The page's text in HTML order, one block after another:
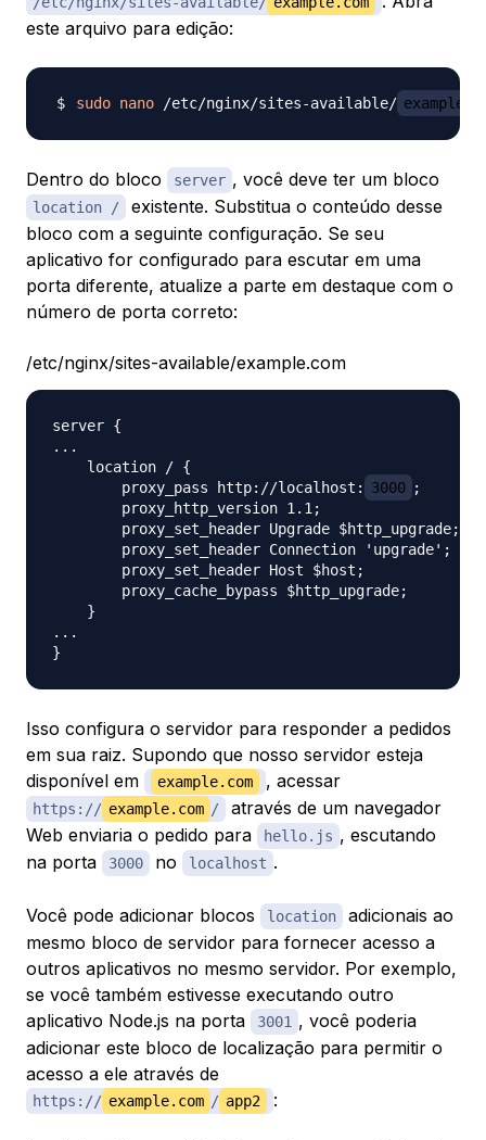
este arquivo para edição:
sudo nano /etc/nginx/sites-available/
Dentro do bloco server , você deve ter um bloco
location /
existente. Substitua o conteúdo desse
bloco com a seguinte configuração. Se seu
aplicativo for configurado para escutar em uma
porta diferente, atualize a parte em destaque com o
número de porta correto:
/etc/nginx/sites-available/example.com
server {
...
    location / {
        proxy_pass http://localhost:
3000 ;
        proxy_http_version 1.1;
        proxy_set_header Upgrade $http_upgrade;
        proxy_set_header Connection 'upgrade';
        proxy_set_header Host $host;
        proxy_cache_bypass $http_upgrade;
    }
...
Isso configura o servidor para responder a pedidos
em sua raiz. Supondo que nosso servidor esteja
disponível em
example.com , acessar
https:// example.com /
através de um navegador
Web enviaria o pedido para
hello.js , escutando
na porta
3000 no localhost .
Você pode adicionar blocos location
adicionais ao
mesmo bloco de servidor para fornecer acesso a
outros aplicativos no mesmo servidor. Por exemplo,
se você também estivesse executando outro
aplicativo Node.js na porta
3001 , você poderia
adicionar este bloco de localização para permitir o
acesso a ele através de
https:// example.com / app2 :